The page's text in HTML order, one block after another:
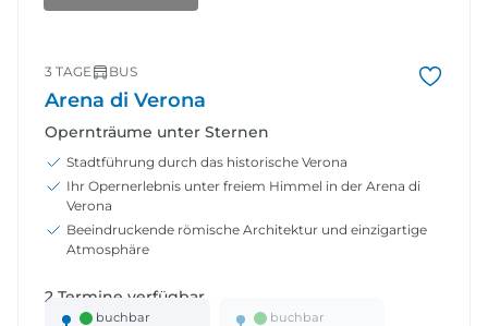
3 TAGE BUS
Arena di Verona
Opernträume unter Sternen
Stadtführung durch das historische Verona
Ihr Opernerlebnis unter freiem Himmel in der Arena di
Verona
Beeindruckende römische Architektur und einzigartige
Atmosphäre
buchbar buchbar
2 Termine verfügbar